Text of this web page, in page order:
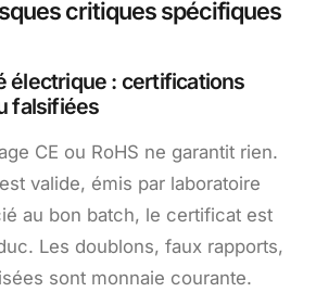
critiques spécifiques
électrique : certifications
falsifiées
CE ou RoHS ne garantit rien.
valide, émis par laboratoire
au bon batch, le certificat est
Les doublons, faux rapports,
sont monnaie courante.